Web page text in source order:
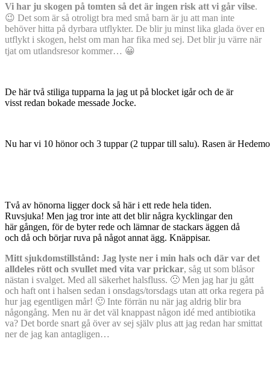
Vi har ju skogen på tomten så det är ingen risk att vi går vilse.
😉 Det som är så otroligt bra med små barn är ju att man inte
behöver hitta på dyrbara utflykter. De blir ju minst lika glada över en
utflykt i skogen, helst om man har fika med sej. Det blir ju värre när
tjat om utlandsresor kommer… 😀
De här två stiliga tupparna la jag ut på blocket igår och de är
visst redan bokade messade Jocke.
Nu har vi 10 hönor och 3 tuppar (2 tuppar till salu). Rasen är
Två av hönorna ligger dock så här i ett rede hela tiden.
Ruvsjuka! Men jag tror inte att det blir några kycklingar den
här gången, för de byter rede och lämnar de stackars äggen då
och då och börjar ruva på något annat ägg. Knäppisar.
Mitt sjukdomstillstånd: Jag lyste ner i min hals och där var det
alldeles rött och svullet med vita var prickar, såg ut som blåsor
nästan i svalget. Med all säkerhet halsfluss. 🙁 Men jag har ju gått
och haft ont i halsen sedan i onsdags/torsdags utan att orka regera på
hur jag egentligen mår! 🙂 Inte förrän nu när jag aldrig blir bra
någongång. Men nu är det väl knappast någon idé med antibiotika
va? Det borde snart gå över av sej själv plus att jag redan har smittat
ner de jag kan antagligen…